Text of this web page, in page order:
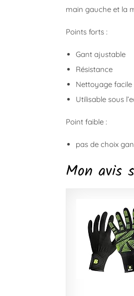
main gauche et la
Points forts :
Gant ajustable
Résistance
Nettoyage facile
Utilisable sous
Point faible :
pas de choix
Mon avis